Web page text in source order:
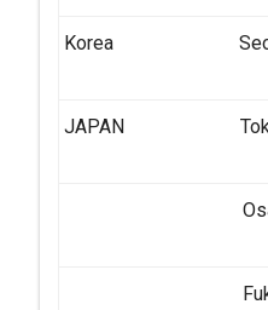
Korea
JAPAN